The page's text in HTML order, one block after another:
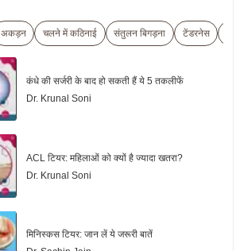
अकड़न चलने में कठिनाई संतुलन बिगड़ना टेंडरनेस
कंधे की सर्जरी के बाद हो सकती हैं ये 5 तकलीफें
Dr. Krunal Soni
ACL टियर: महिलाओं को क्यों है ज्यादा खतरा?
Dr. Krunal Soni
मिनिस्कस टियर: जान लें ये जरूरी बातें